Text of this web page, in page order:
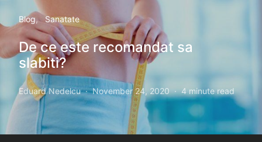
Blog Sanatate
De ce este recomandat sa
slabiti?
Eduard Nedelcu November 24, 2020 4 minute read